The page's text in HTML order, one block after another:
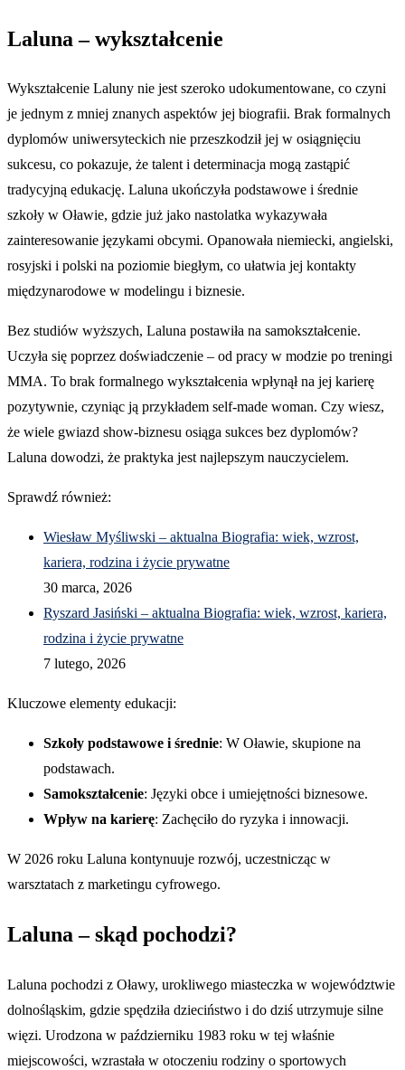
Laluna – wykształcenie
Wykształcenie Laluny nie jest szeroko udokumentowane, co czyni
je jednym z mniej znanych aspektów jej biografii. Brak formalnych
dyplomów uniwersyteckich nie przeszkodził jej w osiągnięciu
sukcesu, co pokazuje, że talent i determinacja mogą zastąpić
tradycyjną edukację. Laluna ukończyła podstawowe i średnie
szkoły w Oławie, gdzie już jako nastolatka wykazywała
zainteresowanie językami obcymi. Opanowała niemiecki, angielski,
rosyjski i polski na poziomie biegłym, co ułatwia jej kontakty
międzynarodowe w modelingu i biznesie.
Bez studiów wyższych, Laluna postawiła na samokształcenie.
Uczyła się poprzez doświadczenie – od pracy w modzie po treningi
MMA. To brak formalnego wykształcenia wpłynął na jej karierę
pozytywnie, czyniąc ją przykładem self-made woman. Czy wiesz,
że wiele gwiazd show-biznesu osiąga sukces bez dyplomów?
Laluna dowodzi, że praktyka jest najlepszym nauczycielem.
Sprawdź również:
Wiesław Myśliwski – aktualna Biografia: wiek, wzrost,
kariera, rodzina i życie prywatne
30 marca, 2026
Ryszard Jasiński – aktualna Biografia: wiek, wzrost, kariera,
rodzina i życie prywatne
7 lutego, 2026
Kluczowe elementy edukacji:
Szkoły podstawowe i średnie: W Oławie, skupione na
podstawach.
Samokształcenie: Języki obce i umiejętności biznesowe.
Wpływ na karierę: Zachęciło do ryzyka i innowacji.
W 2026 roku Laluna kontynuuje rozwój, uczestnicząc w
warsztatach z marketingu cyfrowego.
Laluna – skąd pochodzi?
Laluna pochodzi z Oławy, urokliwego miasteczka w województwie
dolnośląskim, gdzie spędziła dzieciństwo i do dziś utrzymuje silne
więzi. Urodzona w październiku 1983 roku w tej właśnie
miejscowości, wzrastała w otoczeniu rodziny o sportowych